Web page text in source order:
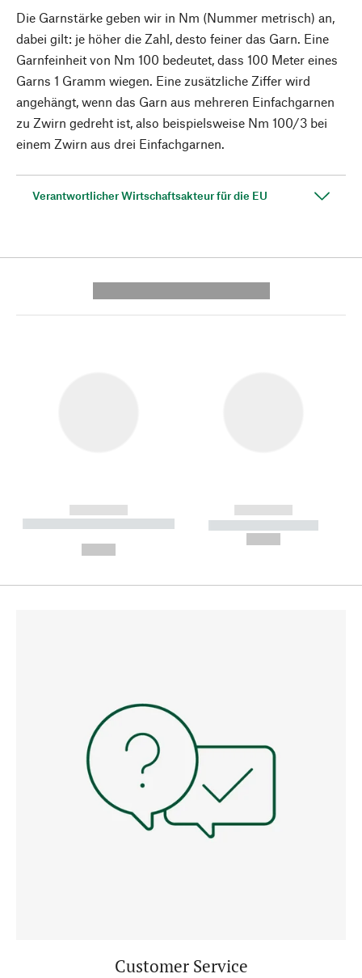
Die Garnstärke geben wir in Nm (Nummer metrisch) an,
dabei gilt: je höher die Zahl, desto feiner das Garn. Eine
Garnfeinheit von Nm 100 bedeutet, dass 100 Meter eines
Garns 1 Gramm wiegen. Eine zusätzliche Ziffer wird
angehängt, wenn das Garn aus mehreren Einfachgarnen
zu Zwirn gedreht ist, also beispielsweise Nm 100/3 bei
einem Zwirn aus drei Einfachgarnen.
Verantwortlicher Wirtschaftsakteur für die EU
------------
----------- ----------- --------
------------
----------- -----------
Customer Service